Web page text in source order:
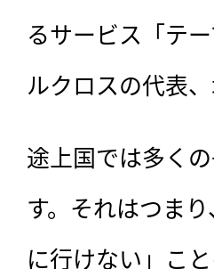
るサービス「テ
ルクロスの代表
途上国では多く
す。それはつま
に行けない」こ